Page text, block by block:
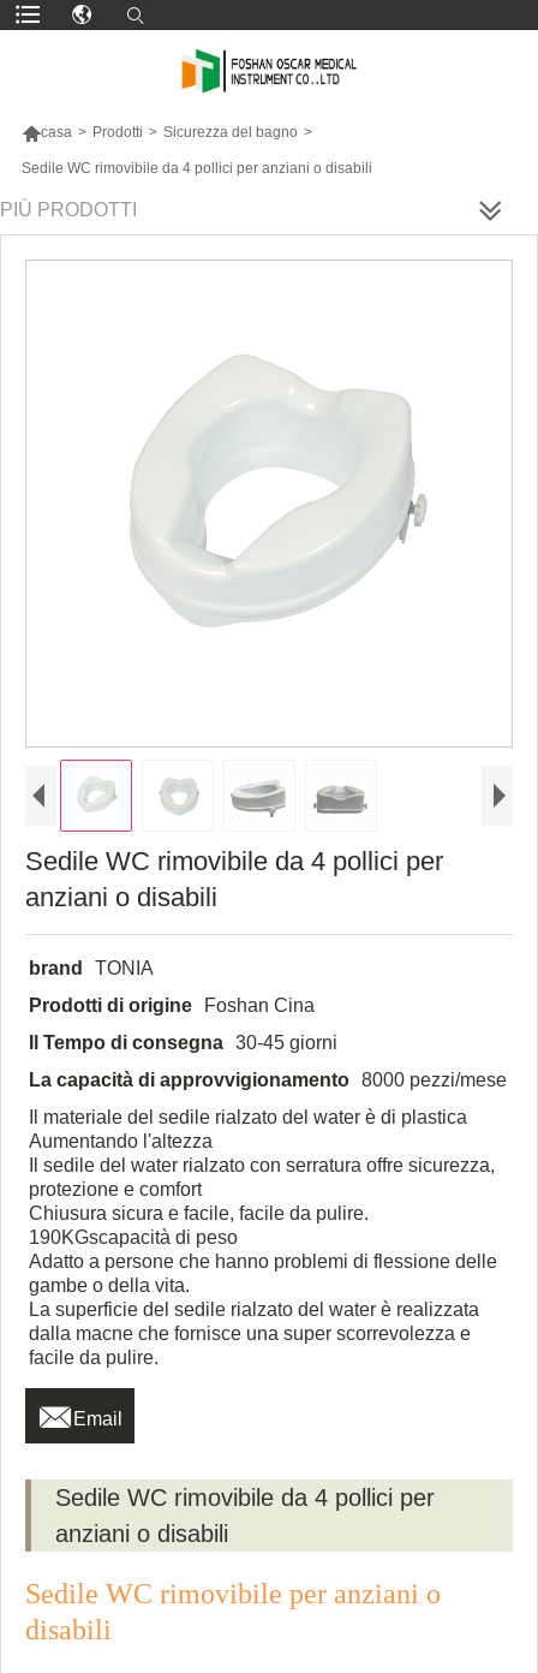
casa > Prodotti > Sicurezza del bagno >
Sedile WC rimovibile da 4 pollici per anziani o disabili
PIÙ PRODOTTI
Sedile WC rimovibile da 4 pollici per
anziani o disabili
brand
TONIA
Prodotti di origine
Foshan Cina
Il Tempo di consegna 30-45 giorni
La capacità di approvvigionamento 8000 pezzi/mese
Il materiale del sedile rialzato del water è di plastica
Aumentando l'altezza
Il sedile del water rialzato con serratura offre sicurezza,
protezione e comfort
Chiusura sicura e facile, facile da pulire.
190KGscapacità di peso
Adatto a persone che hanno problemi di flessione delle
gambe o della vita.
La superficie del sedile rialzato del water è realizzata
dalla macne che fornisce una super scorrevolezza e
facile da pulire.
 Email
Sedile WC rimovibile da 4 pollici per
anziani o disabili
Sedile WC rimovibile per anziani o
disabili